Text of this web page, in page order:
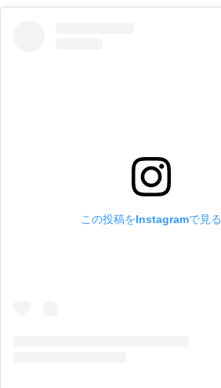
この投稿をInstagramで見る